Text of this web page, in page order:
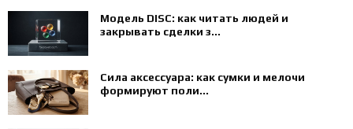
Модель DISC: как читать людей и
закрывать сделки з...
Сила аксессуара: как сумки и мелочи
формируют поли...